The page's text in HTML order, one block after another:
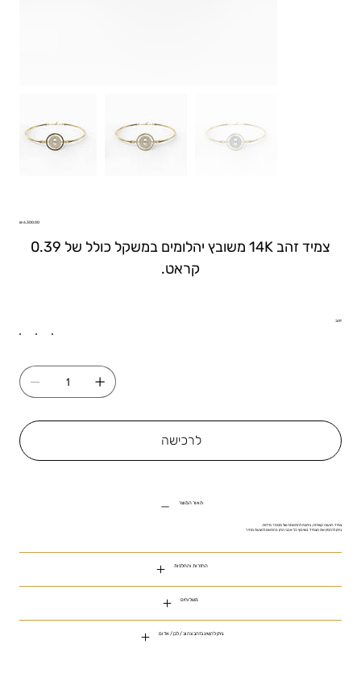
Price
צמיד זהב 14K משובץ יהלומים במשקל כולל של 0.39
קראט.
זהב
לרכישה
תאור המוצר
צמיד רצעוה קשיחה, ניתנת להתאמה של מספר מידות.
ניתן להזמין את הצמיד בשיבוץ כל אבני החן בהתאם להצעת מחיר
החזרות והחלפות
משלוחים
ניתן להשיג בזהב צהוב / לבן / אדום